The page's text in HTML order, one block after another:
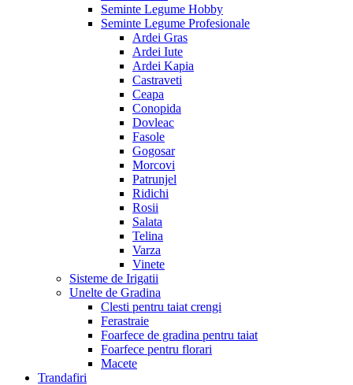
Seminte Legume Hobby
Seminte Legume Profesionale
Ardei Gras
Ardei Iute
Ardei Kapia
Castraveti
Ceapa
Conopida
Dovleac
Fasole
Gogosar
Morcovi
Patrunjel
Ridichi
Rosii
Salata
Telina
Varza
Vinete
Sisteme de Irigatii
Unelte de Gradina
Clesti pentru taiat crengi
Ferastraie
Foarfece de gradina pentru taiat
Foarfece pentru florari
Macete
Trandafiri